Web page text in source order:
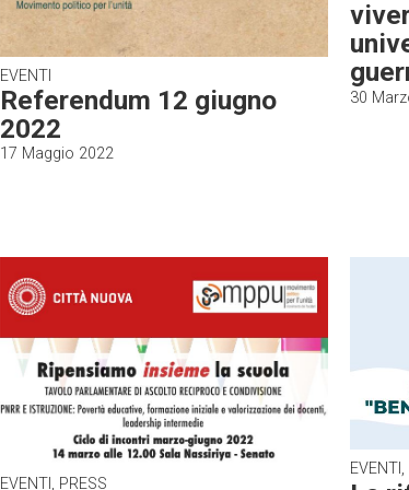
EVENTI
Referendum 12 giugno
2022
17 Maggio 2022
30
EVENTI, PRESS